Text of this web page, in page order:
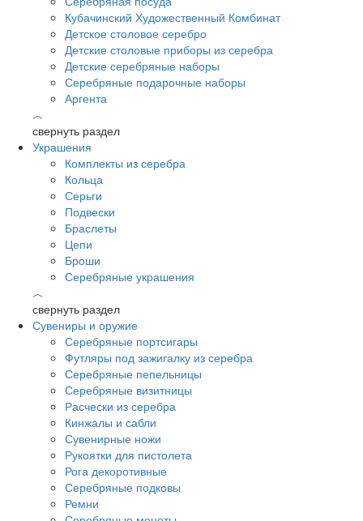
Кубачинский Художественный Комбинат
Детское столовое серебро
Детские столовые приборы из серебра
Детские серебряные наборы
Серебряные подарочные наборы
Аргента
︿
свернуть раздел
Украшения
Комплекты из серебра
Кольца
Серьги
Подвески
Браслеты
Цепи
Броши
Серебряные украшения
︿
свернуть раздел
Сувениры и оружие
Серебряные портсигары
Футляры под зажигалку из серебра
Серебряные пепельницы
Серебряные визитницы
Расчески из серебра
Кинжалы и сабли
Сувенирные ножи
Рукоятки для пистолета
Рога декоротивные
Серебряные подковы
Ремни